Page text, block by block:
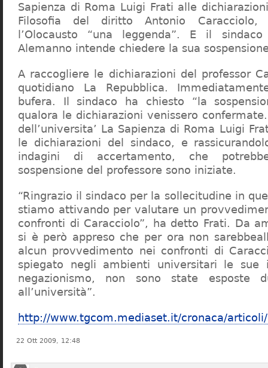
Sapienza di Roma Luigi Frati alle
Filosofia del diritto Antonio
l’Olocausto “una leggenda”. E il
Alemanno intende chiedere la sua
A raccogliere le dichiarazioni del professor
quotidiano La Repubblica.
bufera. Il sindaco ha chiesto “la
qualora le dichiarazioni venissero
dell’universita’ La Sapienza di Roma Luigi
le dichiarazioni del sindaco, e
indagini di accertamento, che
sospensione del professore sono iniziate.
“Ringrazio il sindaco per la sollecitudine in
stiamo attivando per valutare un
confronti di Caracciolo”, ha detto Frati. Da
si è però appreso che per ora non
alcun provvedimento nei confronti di
spiegato negli ambienti universitari le sue
negazionismo, non sono state esposte
all’università”.
http://www.tgcom.mediaset.it/cronaca/
22 Ott 2009, 12:48